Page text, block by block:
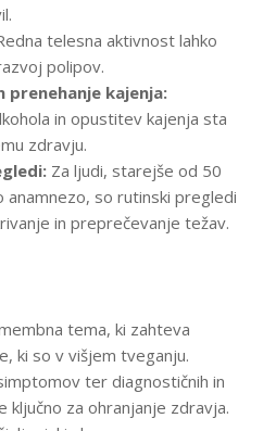
telesna aktivnost lahko
polipov.
prenehanje kajenja:
in opustitev kajenja sta
zdravju.
Za ljudi, starejše od 50
so rutinski pregledi
in preprečevanje težav.
tema, ki zahteva
ki so v višjem tveganju.
ter diagnostičnih in
za ohranjanje zdravja.